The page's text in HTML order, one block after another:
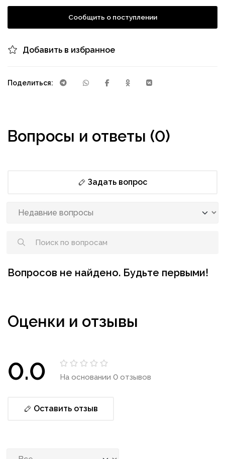
Сообщить о поступлении
Добавить в избранное
Поделиться:
Вопросы и ответы (0)
Задать вопрос
Вопросов не найдено. Будьте первыми!
Оценки и отзывы
0.0 На основании 0 отзывов
Оставить отзыв